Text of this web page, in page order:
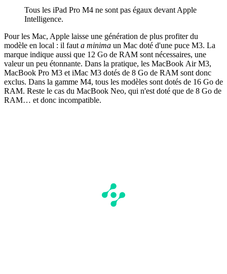
Tous les iPad Pro M4 ne sont pas égaux devant Apple
Intelligence.
Pour les Mac, Apple laisse une génération de plus profiter du
modèle en local : il faut a minima un Mac doté d'une puce M3. La
marque indique aussi que 12 Go de RAM sont nécessaires, une
valeur un peu étonnante. Dans la pratique, les MacBook Air M3,
MacBook Pro M3 et iMac M3 dotés de 8 Go de RAM sont donc
exclus. Dans la gamme M4, tous les modèles sont dotés de 16 Go de
RAM. Reste le cas du MacBook Neo, qui n'est doté que de 8 Go de
RAM… et donc incompatible.